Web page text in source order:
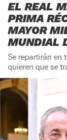
EL REAL
PRIMA
MAYOR
MUNDIAL
Se repartirán en
quieren que se